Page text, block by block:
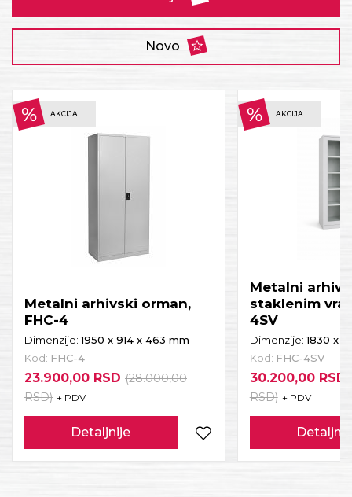
Novo
AKCIJA
Metalni arhivski orman,
FHC-4
Dimenzije:1950 x 914 x 463 mm
Kod: FHC-4
23.900,00 RSD (28.000,00
RSD) + PDV
Detaljnije
AKCIJA
Metalni
staklenim
4SV
Dimenzije:1830 x
Kod: FHC-4SV
30.200,00 RSD
RSD) + PDV